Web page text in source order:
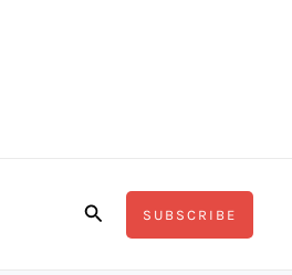
RechercherSUBSCRIBE